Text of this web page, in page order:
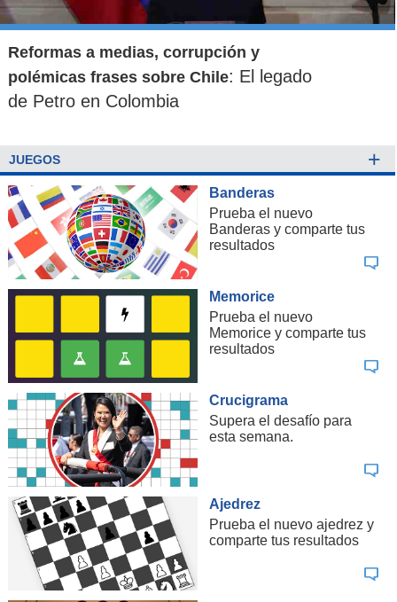
Reformas a medias, corrupción y
polémicas frases sobre Chile: El legado
de Petro en Colombia
JUEGOS +
Banderas
Prueba el nuevo
Banderas y comparte tus
resultados
Memorice
Prueba el nuevo
Memorice y comparte tus
resultados
Crucigrama
Supera el desafío para
esta semana.
Ajedrez
Prueba el nuevo ajedrez y
comparte tus resultados